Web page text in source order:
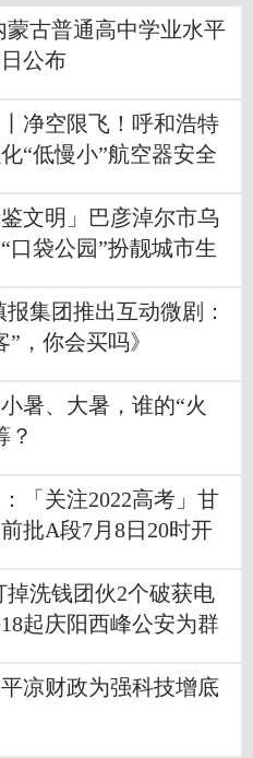
蒙古普通高中学业水平
公布
净空限飞！呼和浩特
“低慢小”航空器安全
文明」巴彦淖尔市乌
口袋公园”扮靓城市生
集团推出互动微剧：
”，你会买吗》
暑、大暑，谁的“火
？
「关注2022高考」甘
批A段7月8日20时开
掉洗钱团伙2个破获电
起庆阳西峰公安为群
凉财政为强科技增底